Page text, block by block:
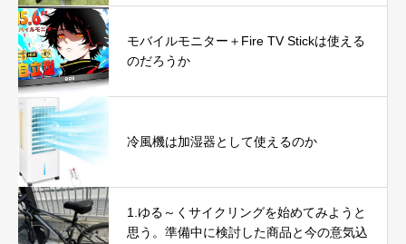
モバイルモニター＋Fire TV Stickは使える
のだろうか
冷風機は加湿器として使えるのか
1.ゆる～くサイクリングを始めてみようと
思う。準備中に検討した商品と今の意気込